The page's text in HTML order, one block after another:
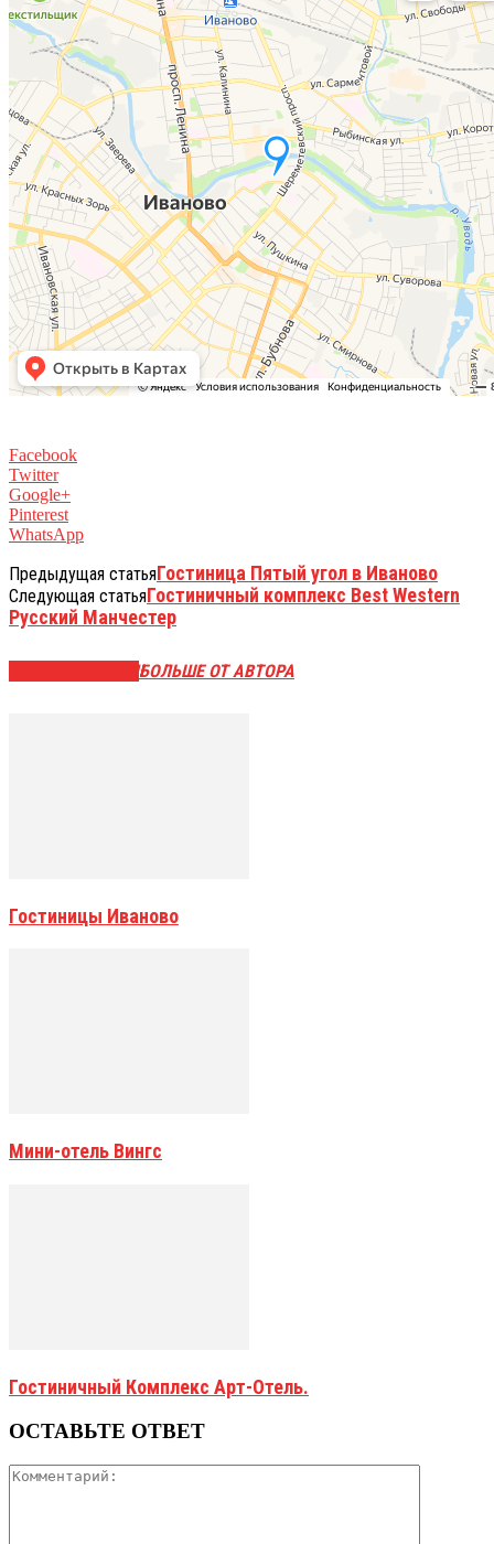
Facebook
Twitter
Google+
Pinterest
WhatsApp
Предыдущая статьяГостиница Пятый угол в Иваново
Следующая статьяГостиничный комплекс Best Western
Русский Манчестер
БОЛЬШЕ ОТ АВТОРА
Гостиницы Иваново
Мини-отель Вингс
Гостиничный Комплекс Арт-Отель.
ОСТАВЬТЕ ОТВЕТ